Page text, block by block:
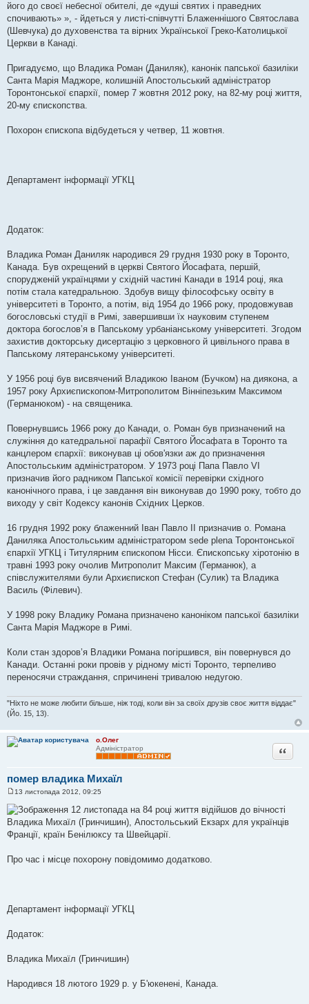
його до своєї небесної обителі, де «душі святих і праведних
спочивають» », - йдеться у листі-співчутті Блаженнішого Святослава
(Шевчука) до духовенства та вірних Української Греко-Католицької
Церкви в Канаді.
Пригадуємо, що Владика Роман (Даниляк), канонік папської базиліки
Санта Марія Маджоре, колишній Апостольський адміністратор
Торонтонської єпархії, помер 7 жовтня 2012 року, на 82-му році життя,
20-му єпископства.
Похорон єпископа відбудеться у четвер, 11 жовтня.
Департамент інформації УГКЦ
Додаток:
Владика Роман Даниляк народився 29 грудня 1930 року в Торонто,
Канада. Був охрещений в церкві Святого Йосафата, першій,
спорудженій українцями у східній частині Канади в 1914 році, яка
потім стала катедральною. Здобув вищу філософську освіту в
університеті в Торонто, а потім, від 1954 до 1966 року, продовжував
богословські студії в Римі, завершивши їх науковим ступенем
доктора богослов’я в Папському урбаніанському університеті. Згодом
захистив докторську дисертацію з церковного й цивільного права в
Папському лятеранському університеті.
У 1956 році був висвячений Владикою Іваном (Бучком) на диякона, а
1957 року Архиєпископом-Митрополитом Вінніпезьким Максимом
(Германюком) - на священика.
Повернувшись 1966 року до Канади, о. Роман був призначений на
служіння до катедральної парафії Святого Йосафата в Торонто та
канцлером єпархії: виконував ці обов'язки аж до призначення
Апостольським адміністратором. У 1973 році Папа Павло VІ
призначив його радником Папської комісії перевірки східного
канонічного права, і це завдання він виконував до 1990 року, тобто до
виходу у світ Кодексу канонів Східних Церков.
16 грудня 1992 року блаженний Іван Павло II призначив о. Романа
Даниляка Апостольським адміністратором sede plena Торонтонської
єпархії УГКЦ і Титулярним єпископом Нісси. Єпископську хіротонію в
травні 1993 року очолив Митрополит Максим (Германюк), а
співслужителями були Архиєпископ Стефан (Сулик) та Владика
Василь (Філевич).
У 1998 року Владику Романа призначено каноніком папської базиліки
Санта Марія Маджоре в Римі.
Коли стан здоров’я Владики Романа погіршився, він повернувся до
Канади. Останні роки провів у рідному місті Торонто, терпеливо
переносячи страждання, спричинені тривалою недугою.
"Ніхто не може любити більше, ніж тоді, коли він за своїх друзів своє життя віддає"
(Йо. 15, 13).
о.Олег
Адміністратор
помер владика Михаїл
Цитата
о
в
і
о
е
13 листопада 2012, 09:25
12 листопада на 84 році життя відійшов до вічності
Владика Михаїл (Гринчишин), Апостольський Екзарх для українців
Франції, країн Бенілюксу та Швейцарії.
Про час і місце похорону повідомимо додатково.
Департамент інформації УГКЦ
Додаток:
Владика Михаїл (Гринчишин)
Народився 18 лютого 1929 р. у Б'юкенені, Канада.